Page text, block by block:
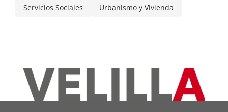
Servicios Sociales Urbanismo y Vivienda